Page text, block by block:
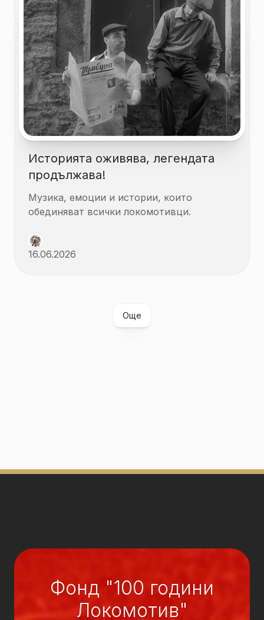
Историята оживява, легендата
продължава!
Музика, емоции и истории, които
обединяват всички локомотивци.
16.06.2026
Още
Фонд "100 години
Локомотив"